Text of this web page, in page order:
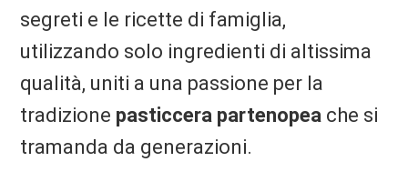
segreti e le ricette di famiglia,
utilizzando solo ingredienti di altissima
qualità, uniti a una passione per la
tradizione pasticcera partenopea che si
tramanda da generazioni.